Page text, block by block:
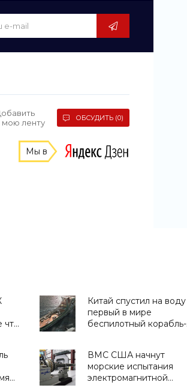
мою ленту
ОБСУДИТЬ (0)
Мы в
что
Китай спустил на воду
первый в мире
беспилотный корабль-
«Беспилотники»
ВМС США начнут
морские испытания
электромагнитной